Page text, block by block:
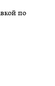
по